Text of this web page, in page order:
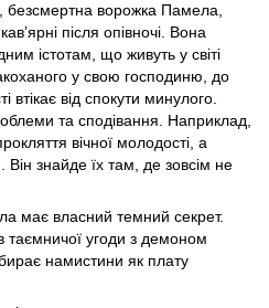
безсмертна ворожка Памела,
після опівночі. Вона
істотам, що живуть у світі
у свою господиню, до
втікає від спокути минулого.
та сподівання. Наприклад,
вічної молодості, а
Він знайде їх там, де зовсім не
має власний темний секрет.
угоди з демоном
намистини як плату